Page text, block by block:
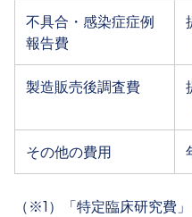
不具合・感染症症例
報告費
製造販売後調査費
その他の費用
（※1）「特定臨床研究費